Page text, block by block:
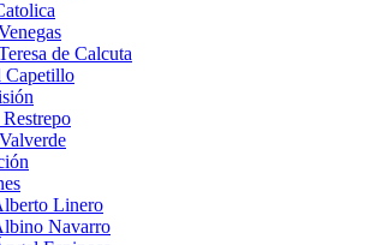
de Calcuta
Capetillo
Linero
Navarro